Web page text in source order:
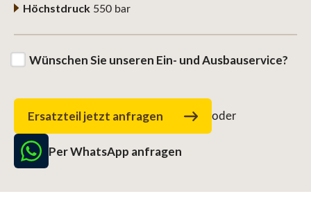
Höchstdruck 550 bar
Wünschen Sie unseren Ein- und Ausbauservice?
Ersatzteil jetzt anfragen oder
Per WhatsApp anfragen